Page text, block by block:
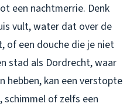
een nachtmerrie. Denk
vult, water dat over de
of een douche die je niet
stad als Dordrecht, waar
hebben, kan een verstopte
of zelfs een